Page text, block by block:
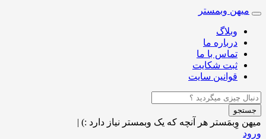
Toggle
navigation
میهن وبمستر
وبلاگ
درباره ما
تماس با ما
ثبت شکایت
قوانین سایت
جستجو
میهن وِبمَستر هر آنچه که یک وبمستر نیاز دارد :) |
ورود